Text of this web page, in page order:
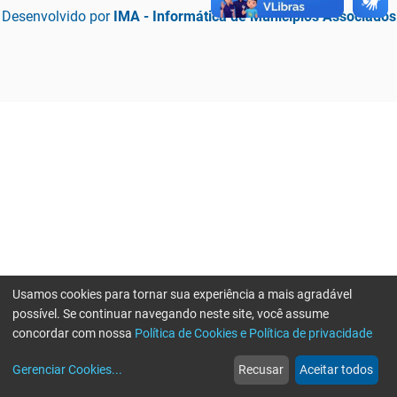
Desenvolvido por IMA - Informática de Municípios Associados
web
Notícias
more_horiz
Mais
Usamos cookies para tornar sua experiência a mais agradável
possível. Se continuar navegando neste site, você assume
concordar com nossa Política de Cookies e Política de privacidade
Gerenciar Cookies... Recusar Aceitar todos
Erro ao enviar informações, por favor tente novamente